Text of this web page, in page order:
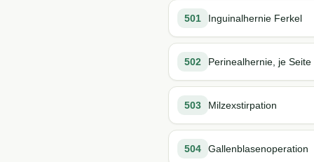
501 Inguinalhernie Ferkel
502 Perinealhernie, je Seite
503 Milzexstirpation
504 Gallenblasenoperation